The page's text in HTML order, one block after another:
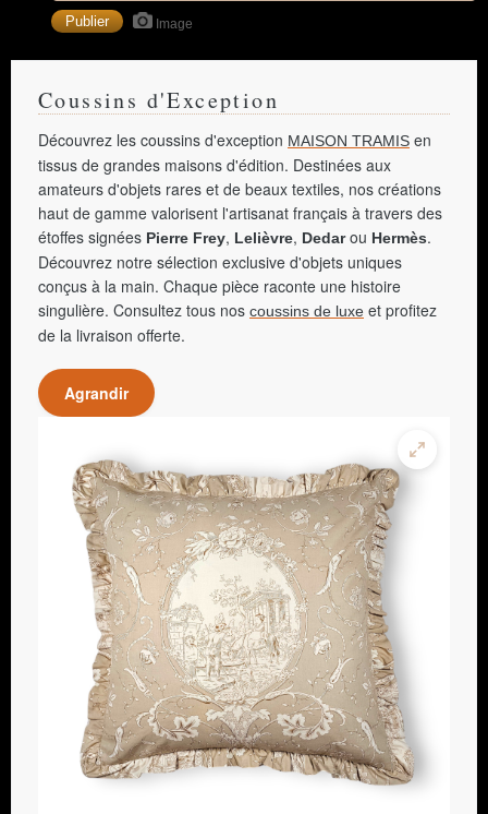
Image
Coussins d'Exception
Découvrez les coussins d'exception MAISON TRAMIS en
tissus de grandes maisons d'édition. Destinées aux
amateurs d'objets rares et de beaux textiles, nos créations
haut de gamme valorisent l'artisanat français à travers des
étoffes signées Pierre Frey, Lelièvre, Dedarou Hermès.
Découvrez notre sélection exclusive d'objets uniques
conçus à la main. Chaque pièce raconte une histoire
singulière. Consultez tous nos coussins de luxe et profitez
de la livraison offerte.
Agrandir